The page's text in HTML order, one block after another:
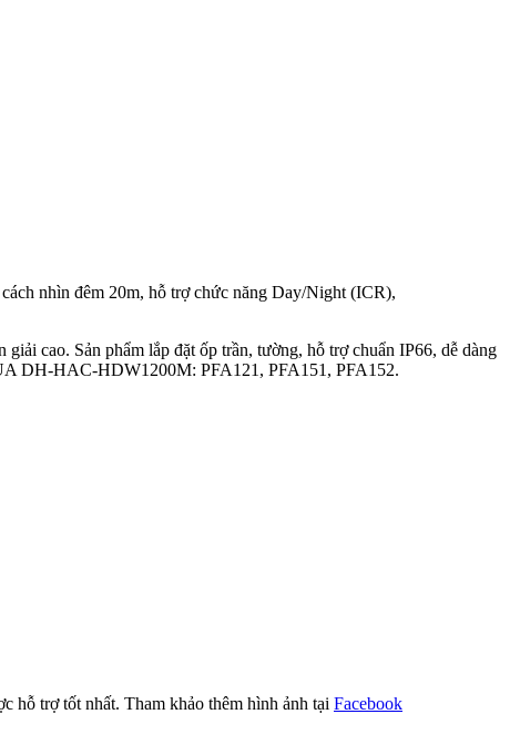
nhìn đêm 20m, hỗ trợ chức năng Day/Night (ICR),
cao. Sản phẩm lắp đặt ốp trần, tường, hỗ trợ chuẩn IP66, dễ dàng
DH-HAC-HDW1200M: PFA121, PFA151, PFA152.
trợ tốt nhất. Tham khảo thêm hình ảnh tại Facebook